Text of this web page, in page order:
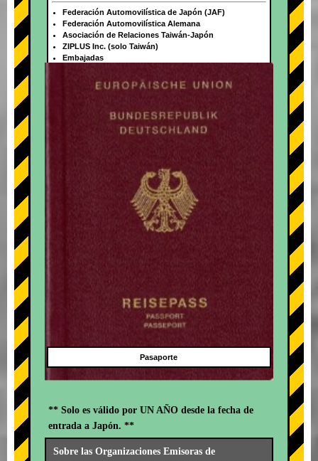
+
Federación Automovilística de Japón (JAF)
Federación Automovilística Alemana
Asociación de Relaciones Taiwán-Japón
ZIPLUS Inc. (solo Taiwán)
Embajadas
Pasaporte
** Solo es válido por UN AÑO desde la fecha de
entrada a Japón. **
Sobre las Organizaciones Emisoras de